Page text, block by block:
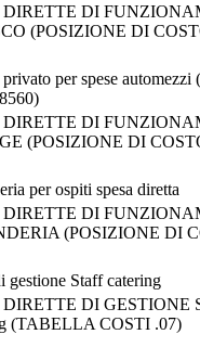
DIRETTE DI
(POSIZIONE DI
per spese automezzi
DIRETTE DI
(POSIZIONE DI
per ospiti spesa diretta
DIRETTE DI
(POSIZIONE DI
gestione Staff catering
DIRETTE DI GESTIONE
(TABELLA COSTI .07)